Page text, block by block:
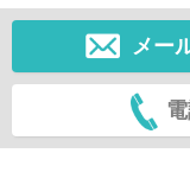
メー